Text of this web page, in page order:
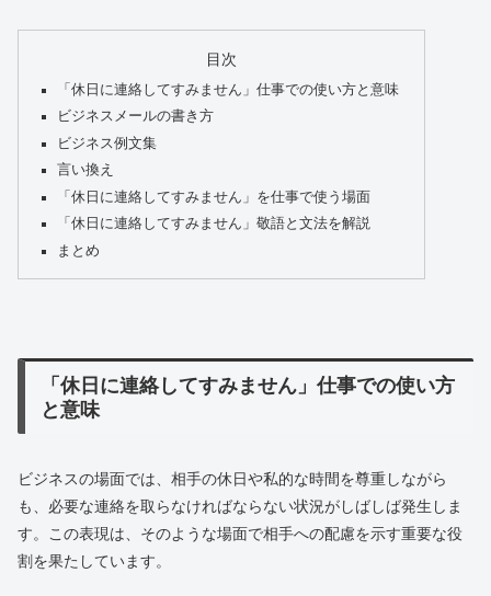
目次
「休日に連絡してすみません」仕事での使い方と意味
ビジネスメールの書き方
ビジネス例文集
言い換え
「休日に連絡してすみません」を仕事で使う場面
「休日に連絡してすみません」敬語と文法を解説
まとめ
「休日に連絡してすみません」仕事での使い方
と意味
ビジネスの場面では、相手の休日や私的な時間を尊重しながら
も、必要な連絡を取らなければならない状況がしばしば発生しま
す。この表現は、そのような場面で相手への配慮を示す重要な役
割を果たしています。